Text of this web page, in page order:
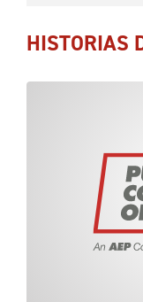
HISTORIAS